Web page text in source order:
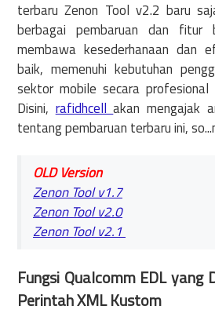
terbaru Zenon Tool v2.2 baru
berbagai pembaruan dan fitur
membawa kesederhanaan dan
baik, memenuhi kebutuhan
sektor mobile secara profesional
Disini,rafidhcellakan mengajak
tentang pembaruan terbaru ini,
OLD Version
Zenon Tool v1.7
Zenon Tool v2.0
Zenon Tool v2.1
Fungsi Qualcomm EDL yang
Perintah XML Kustom